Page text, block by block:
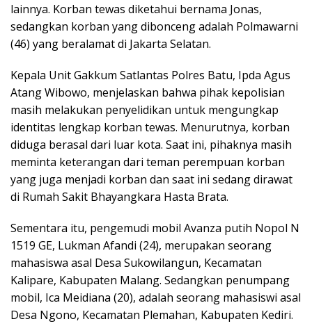
lainnya. Korban tewas diketahui bernama Jonas,
sedangkan korban yang dibonceng adalah Polmawarni
(46) yang beralamat di Jakarta Selatan.
Kepala Unit Gakkum Satlantas Polres Batu, Ipda Agus
Atang Wibowo, menjelaskan bahwa pihak kepolisian
masih melakukan penyelidikan untuk mengungkap
identitas lengkap korban tewas. Menurutnya, korban
diduga berasal dari luar kota. Saat ini, pihaknya masih
meminta keterangan dari teman perempuan korban
yang juga menjadi korban dan saat ini sedang dirawat
di Rumah Sakit Bhayangkara Hasta Brata.
Sementara itu, pengemudi mobil Avanza putih Nopol N
1519 GE, Lukman Afandi (24), merupakan seorang
mahasiswa asal Desa Sukowilangun, Kecamatan
Kalipare, Kabupaten Malang. Sedangkan penumpang
mobil, Ica Meidiana (20), adalah seorang mahasiswi asal
Desa Ngono, Kecamatan Plemahan, Kabupaten Kediri.